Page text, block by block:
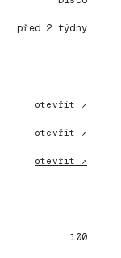
před 2 týdny
otevřít ↗
otevřít ↗
otevřít ↗
100